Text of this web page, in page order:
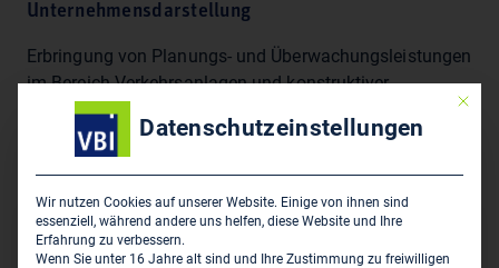
Unternehmensdarstellung
Erbringung von Planungs- und Überwachungsleistungen
im Bereich Verkehrsanlagen und konstruktiver
Ingenieurbau, insbesondere Gleisanlagen sowie deren
dazugehörige technische Ausrüstung, nebst aller damit
in Zusammenhang stehenden Tätigkeiten
Hauptsitz des Unternehmens
Mit
Datenschutzeinstellungen
Wir nutzen Cookies auf unserer Website. Einige von ihnen sind
essenziell, während andere uns helfen, diese Website und Ihre
Erfahrung zu verbessern.
Wenn Sie unter 16 Jahre alt sind und Ihre Zustimmung zu freiwilligen